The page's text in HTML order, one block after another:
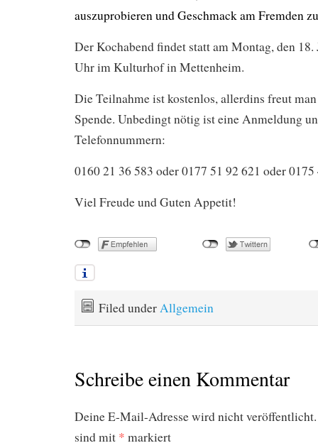
auszuprobieren und Geschmack am Fremden
Der Kochabend findet statt am Montag, den
Uhr im Kulturhof in Mettenheim.
Die Teilnahme ist kostenlos, allerdins freut
Spende. Unbedingt nötig ist eine Anmeldung
Telefonnummern:
0160 21 36 583 oder 0177 51 92 621 oder
Viel Freude und Guten Appetit!
Filed underAllgemein
Schreibe einen Kommentar
Deine E-Mail-Adresse wird nicht veröffentlicht.
sind mit * markiert